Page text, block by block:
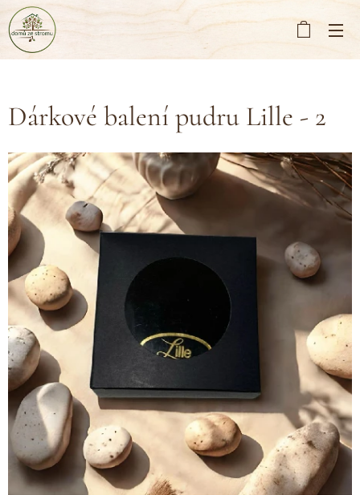
Dárkové balení pudru Lille - 2